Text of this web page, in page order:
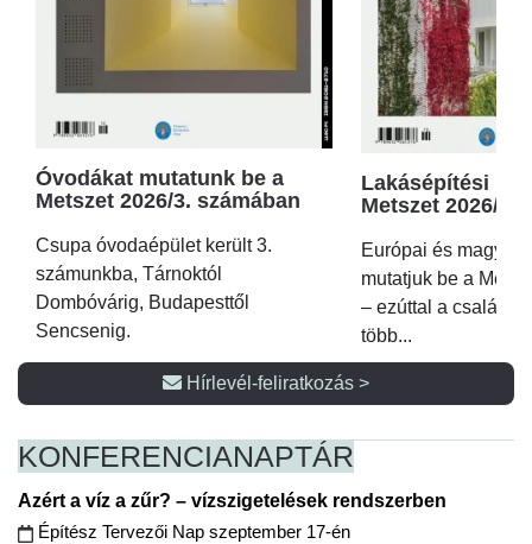
Óvodákat mutatunk be a
Metszet 2026/3. számában
Csupa óvodaépület került 3.
számunkba, Tárnoktól
Dombóvárig, Budapesttől
Sencsenig.
Lakásépítési
Metszet 2026/2.
Európai és magyar
mutatjuk be a
– ezúttal a családi
több...
Hírlevél-feliratkozás >
KONFERENCIANAPTÁR
Azért a víz a zűr? – vízszigetelések rendszerben
Építész Tervezői Nap szeptember 17-én